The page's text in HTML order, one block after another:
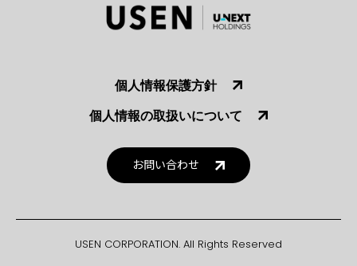
個人情報保護方針
個人情報の取扱いについて
お問い合わせ
USEN CORPORATION. All Rights Reserved